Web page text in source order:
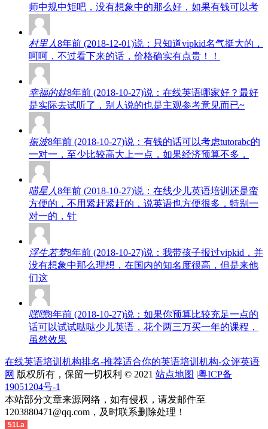
师中规中矩吧，没有想象中的那么好，如果有钱可以考
村里人8年前 (2018-12-01)说：只知道vipkid名气挺大的，
呵呵，不过看下来的话，价格确实有点贵！！
幸福的娃8年前 (2018-10-27)说：在线英语哪家好？最好
是实际去试听了，别人说的也是主观参考意见而已~
振波8年前 (2018-10-27)说：有钱的话可以考虑tutorabc的
一对一，至少比较高大上一点，如果经济预算不多，
喵星人8年前 (2018-10-27)说：在线少儿英语培训还是蛮
方便的，不用紧赶紧赶的，说英语也方便很多，特别一
对一的，针
浮生若梦8年前 (2018-10-27)说：我带孩子报过vipkid，并
没有想象中那么理想，在国内的知名度很高，但是来他
们这
嘿嘿8年前 (2018-10-27)说：如果你预算比较充足一点的
话可以试试哒哒少儿英语，花个两三万买一年的课程，
虽然效果
在线英语培训机构排名-推荐适合你的英语培训机构-众评英语
网 版权所有，保留一切权利 © 2021 站点地图 |粤ICP备
19051204号-1
本站部分文章来源网络，如有侵权，请发邮件至
1203880471@qq.com，及时联系删除处理！
51La